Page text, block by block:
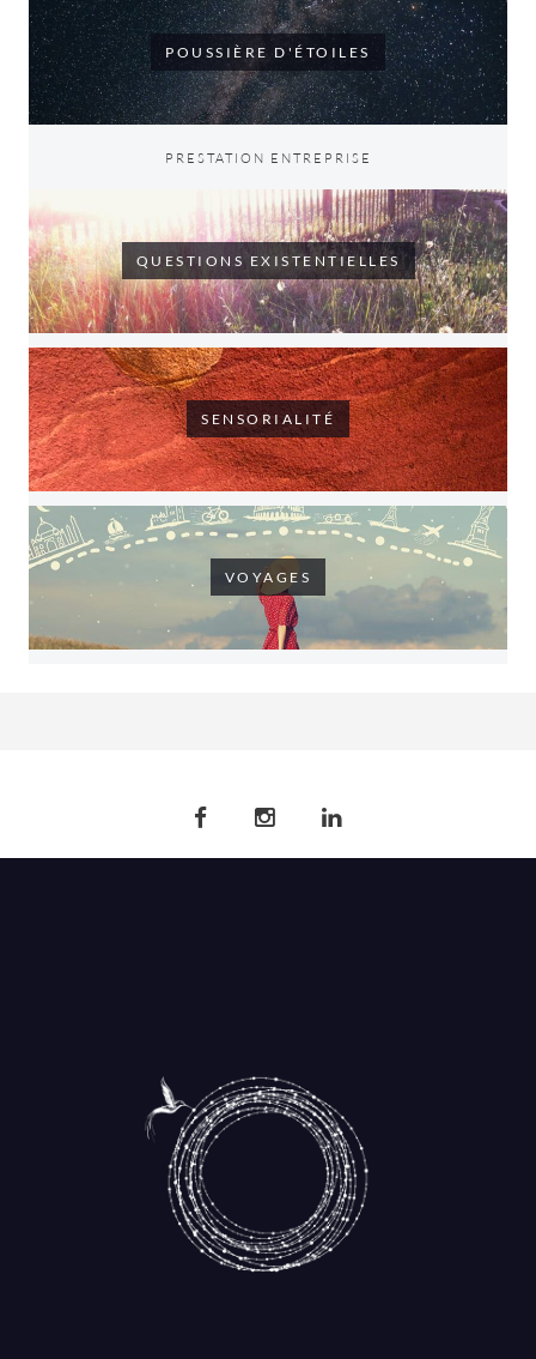
POUSSIÈRE D'ÉTOILES
PRESTATION ENTREPRISE
QUESTIONS EXISTENTIELLES
SENSORIALITÉ
VOYAGES